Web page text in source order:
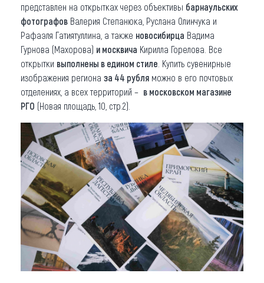
представлен на открытках через объективы барнаульских
фотографов Валерия Степанюка, Руслана Олинчука и
Рафаэля Гатиятуллина, а также новосибирца Вадима
Гурнова (Махорова) и москвича Кирилла Горелова. Все
открытки выполнены в едином стиле . Купить сувенирные
изображения региона за 44 рубля можно в его почтовых
отделениях, а всех территорий – в московском магазине
РГО (Новая площадь, 10, стр.2).